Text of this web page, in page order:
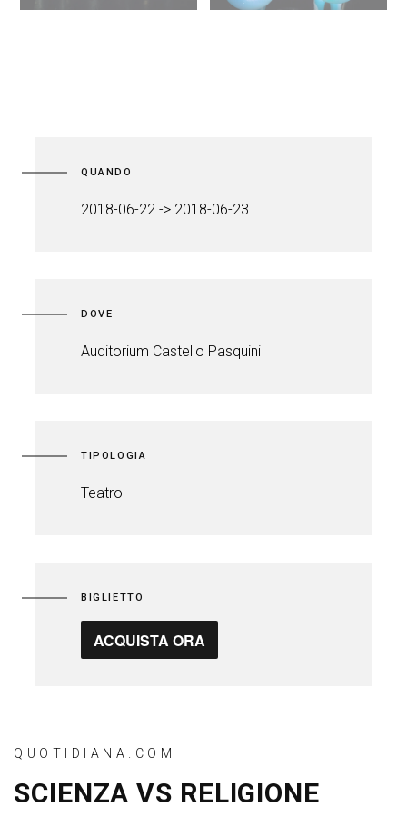
QUANDO
2018-06-22 -> 2018-06-23
DOVE
Auditorium Castello Pasquini
TIPOLOGIA
Teatro
BIGLIETTO
ACQUISTA ORA
QUOTIDIANA.COM
SCIENZA VS RELIGIONE